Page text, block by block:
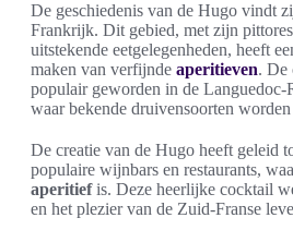
De geschiedenis van de Hugo vindt
Frankrijk. Dit gebied, met zijn
uitstekende eetgelegenheden, heeft
maken van verfijnde aperitieven. De
populair geworden in de
waar bekende druivensoorten
De creatie van de Hugo heeft geleid
populaire wijnbars en restaurants,
aperitiefis. Deze heerlijke cocktail
en het plezier van de Zuid-Franse